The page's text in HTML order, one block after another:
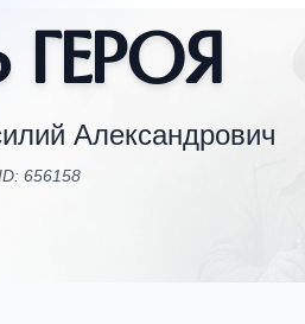
Героя
Александрович
656158